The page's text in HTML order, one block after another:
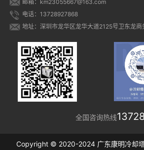
邮箱：km23055667@163.com
电话：13728927868
地址：深圳市龙华区龙华大道2125号卫东龙商
全国咨询热线
Copyright © 2020-2024 广东康明冷却